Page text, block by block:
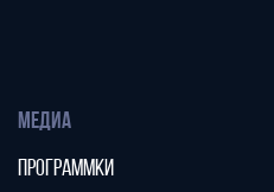
МЕДИА
ПРОГРАММКИ